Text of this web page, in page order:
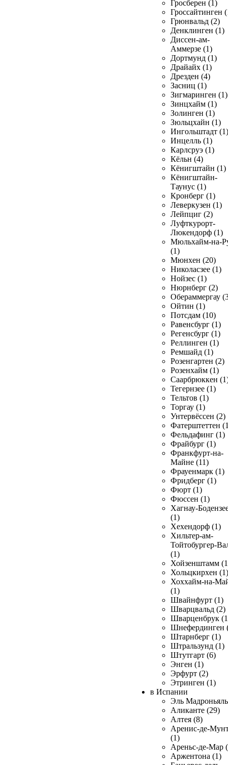
Гросберен (1)
Гроссайтинген
Грюнвальд (2)
Денклинген (1)
Диссен-ам-
Аммерзе (1)
Дортмунд (1)
Драйайх (1)
Дрезден (4)
Засниц (1)
Зигмаринген (1)
Зинцхайм (1)
Золинген (1)
Зюльцхайн (1)
Ингольштадт (1)
Инцелль (1)
Карлсруэ (1)
Кёльн (4)
Кёнигштайн (1)
Кёнигштайн-
Таунус (1)
Кронберг (1)
Леверкузен (1)
Лейпциг (2)
Луфткурорт-
Люкендорф (1)
Мюльхайм-на-
(1)
Мюнхен (20)
Николасзее (1)
Нойзес (1)
Нюрнберг (2)
Обераммергау
Ойтин (1)
Потсдам (10)
Равенсбург (1)
Регенсбург (1)
Реллинген (1)
Ремшайд (1)
Розенгартен (2)
Розенхайм (1)
Саарбрюккен
Тегернзее (1)
Тельтов (1)
Торгау (1)
Унтервёссен (2)
Фатерштеттен
Фельдафинг (1)
Фрайбург (1)
Франкфурт-на-
Майне (11)
Фрауенмарк (1)
Фридберг (1)
Фюрт (1)
Фюссен (1)
Хагнау-
(1)
Хехендорф (1)
Хильтер-ам-
Тойтобургер-
(1)
Хойзенштамм
Хольцкирхен (1)
Хоххайм-на-
(1)
Швайнфурт (1)
Шварцвальд (2)
Шварценбрук
Шнефердинген
Штарнберг (1)
Штральзунд (1)
Штутгарт (6)
Энген (1)
Эрфурт (2)
Этринген (1)
в Испании
Эль
Аликанте (29)
Алтея (8)
Аренис-де-
(1)
Ареньс-де-Мар
Аржентона (1)